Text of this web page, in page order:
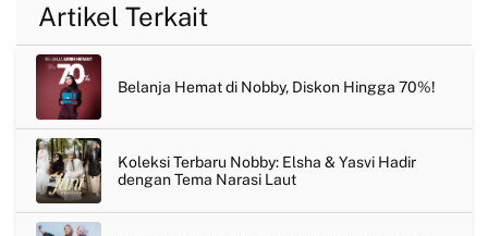
Artikel Terkait
Belanja Hemat di Nobby, Diskon Hingga 70%!
Koleksi Terbaru Nobby: Elsha & Yasvi Hadir
dengan Tema Narasi Laut